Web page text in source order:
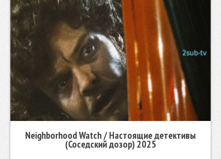
Neighborhood Watch / Настоящие детективы
(Соседский дозор) 2025